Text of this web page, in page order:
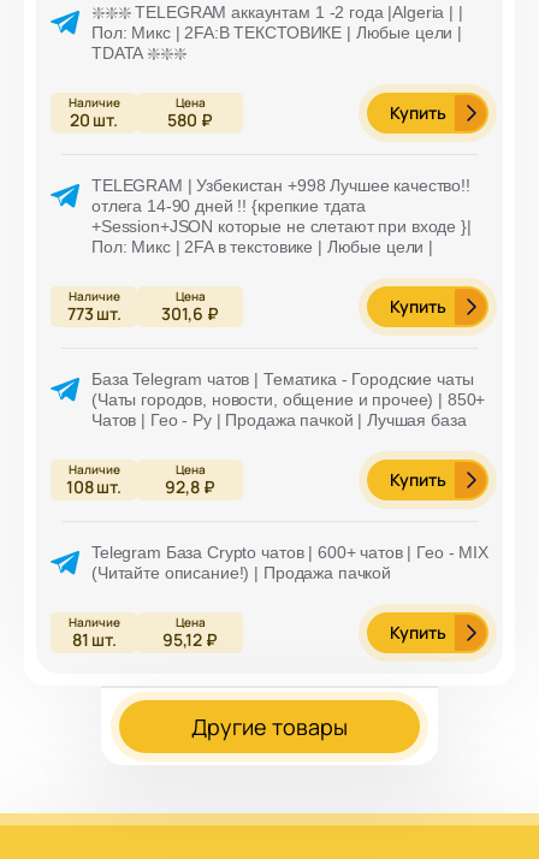
❇️❇️❇️ TELEGRAM аккаунтам 1 -2 года |Algeria | |
Пол: Микс | 2FA:В ТЕКСТОВИКЕ | Любые цели |
TDATA ❇️❇️❇️
20 шт. 580 ₽ Купить
TELEGRAM | Узбекистан +998 Лучшее качество!!
отлега 14-90 дней !! {крепкие тдата
+Session+JSON которые не слетают при входе }|
Пол: Микс | 2FA в текстовике | Любые цели |
773шт. 301,6 ₽ Купить
База Telegram чатов | Тематика - Городские чаты
(Чаты городов, новости, общение и прочее) | 850+
Чатов | Гео - Ру | Продажа пачкой | Лучшая база
108шт. 92,8 ₽ Купить
Telegram База Crypto чатов | 600+ чатов | Гео - MIX
(Читайте описание!) | Продажа пачкой
81 шт. 95,12 ₽ Купить
Другие товары